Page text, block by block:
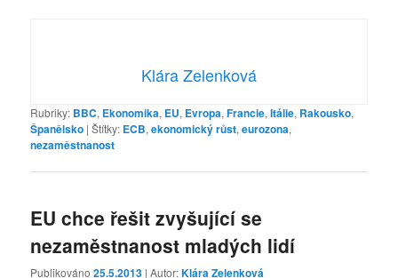
Klára Zelenková
Rubriky: BBC, Ekonomika, EU, Evropa,Francie,Itálie, Rakousko,
Španělsko |Štítky: ECB,ekonomický růst,eurozona,
nezaměstnanost
EU chce řešit zvyšující se
nezaměstnanost mladých lidí
Publikováno25.5.2013 | Autor:Klára Zelenková